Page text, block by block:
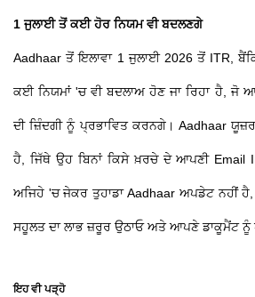
1 ਜੁਲਾਈ ਤੋਂ ਕਈ ਹੋਰ ਨਿਯਮ ਵੀ ਬਦਲਣਗੇ
Aadhaar ਤੋਂ ਇਲਾਵਾ 1 ਜੁਲਾਈ 2026 ਤੋਂ ITR,
ਕਈ ਨਿਯਮਾਂ 'ਚ ਵੀ ਬਦਲਾਅ ਹੋਣ ਜਾ ਰਿਹਾ ਹੈ, ਜੋ
ਦੀ ਜ਼ਿੰਦਗੀ ਨੂੰ ਪ੍ਰਭਾਵਿਤ ਕਰਨਗੇ। Aadhaar
ਹੈ, ਜਿੱਥੇ ਉਹ ਬਿਨਾਂ ਕਿਸੇ ਖ਼ਰਚੇ ਦੇ ਆਪਣੀ
ਅਜਿਹੇ 'ਚ ਜੇਕਰ ਤੁਹਾਡਾ Aadhaar ਅਪਡੇਟ ਨਹੀਂ
ਸਹੂਲਤ ਦਾ ਲਾਭ ਜ਼ਰੂਰ ਉਠਾਓ ਅਤੇ ਆਪਣੇ ਡਾਕੂਮੈਂਟ ਨੂੰ
ਇਹ ਵੀ ਪੜ੍ਹੋ